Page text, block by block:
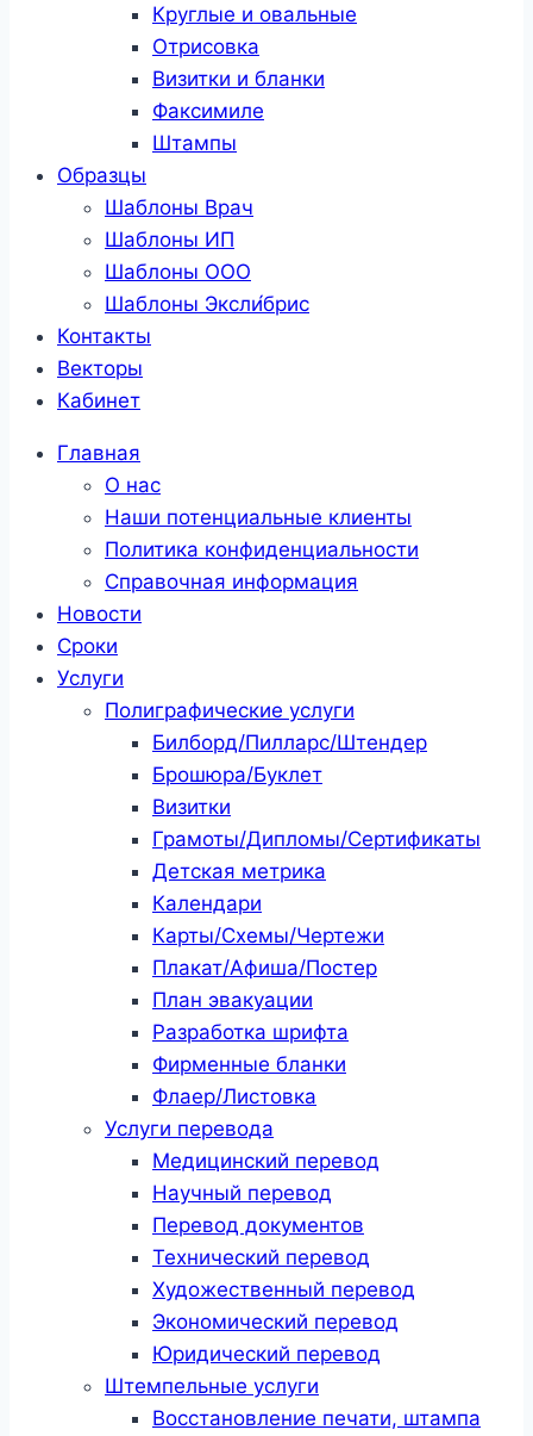
Круглые и овальные
Отрисовка
Визитки и бланки
Факсимиле
Штампы
Образцы
Шаблоны Врач
Шаблоны ИП
Шаблоны ООО
Шаблоны Эксли́брис
Контакты
Векторы
Кабинет
Главная
О нас
Наши потенциальные клиенты
Политика конфиденциальности
Справочная информация
Новости
Сроки
Услуги
Полиграфические услуги
Билборд/Пилларс/Штендер
Брошюра/Буклет
Визитки
Грамоты/Дипломы/Сертификаты
Детская метрика
Календари
Карты/Схемы/Чертежи
Плакат/Афиша/Постер
План эвакуации
Разработка шрифта
Фирменные бланки
Флаер/Листовка
Услуги перевода
Медицинский перевод
Научный перевод
Перевод документов
Технический перевод
Художественный перевод
Экономический перевод
Юридический перевод
Штемпельные услуги
Восстановление печати, штампа